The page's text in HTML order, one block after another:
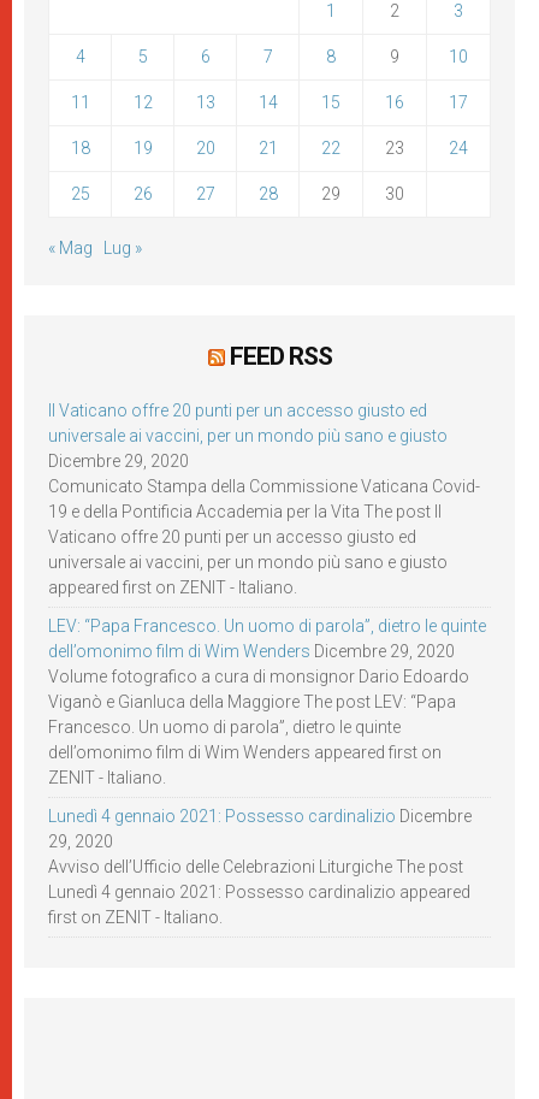
1 2 3
4 5 6 7 8 9 10
11 12 13 14 15 16 17
18 19 20 21 22 23 24
25 26 27 28 29 30
« Mag Lug »
FEED RSS
Il Vaticano offre 20 punti per un accesso giusto ed
universale ai vaccini, per un mondo più sano e giusto
Dicembre 29, 2020
Comunicato Stampa della Commissione Vaticana Covid-
19 e della Pontificia Accademia per la Vita The post Il
Vaticano offre 20 punti per un accesso giusto ed
universale ai vaccini, per un mondo più sano e giusto
appeared first on ZENIT - Italiano.
LEV: “Papa Francesco. Un uomo di parola”, dietro le quinte
dell’omonimo film di Wim Wenders Dicembre 29, 2020
Volume fotografico a cura di monsignor Dario Edoardo
Viganò e Gianluca della Maggiore The post LEV: “Papa
Francesco. Un uomo di parola”, dietro le quinte
dell’omonimo film di Wim Wenders appeared first on
ZENIT - Italiano.
Lunedì 4 gennaio 2021: Possesso cardinalizio Dicembre
29, 2020
Avviso dell’Ufficio delle Celebrazioni Liturgiche The post
Lunedì 4 gennaio 2021: Possesso cardinalizio appeared
first on ZENIT - Italiano.